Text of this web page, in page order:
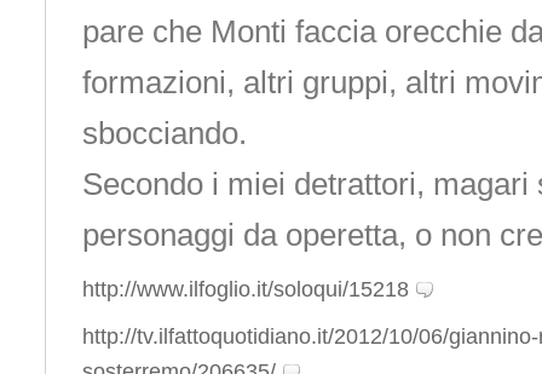
pare che Monti faccia orecchie
formazioni, altri gruppi, altri
sbocciando.
Secondo i miei detrattori, magari
personaggi da operetta, o non
http://www.ilfoglio.it/soloqui/15218
http://tv.ilfattoquotidiano.it/2012/10/06/